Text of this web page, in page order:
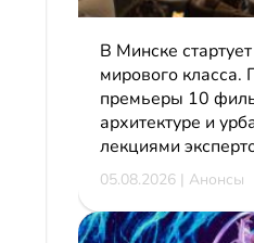
В Минске
мирового класса.
премьеры 10
архитектуре и
лекциями
05.08.2026 | Анонсы